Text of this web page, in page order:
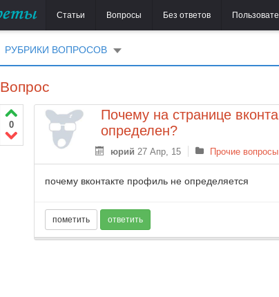
Статьи Вопросы Без ответов
РУБРИКИ ВОПРОСОВ
Вопрос
0
Почему на странице
определен?
юрий 27 Апр, 15 Прочие вопросы
почему вконтакте профиль не определяется